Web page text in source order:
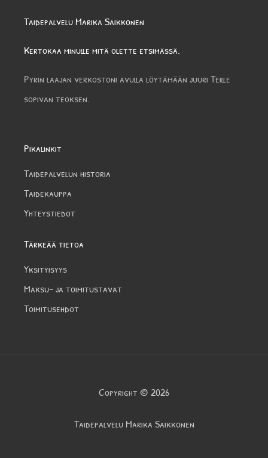
Taidepalvelu Marika Saikkonen
Kertokaa minulle mitä olette etsimässä.
Pyrin laajan verkostoni avulla löytämään juuri Teille
sopivan teoksen.
Pikalinkit
Taidepalvelun historia
Taidekauppa
Yhteystiedot
Tärkeää tietoa
Yksityisyys
Maksu- ja toimitustavat
Toimitusehdot
Copyright © 2026
Taidepalvelu Marika Saikkonen